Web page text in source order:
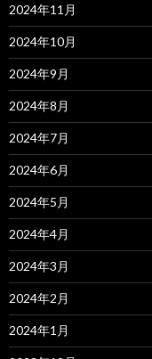
2024年11月
2024年10月
2024年9月
2024年8月
2024年7月
2024年6月
2024年5月
2024年4月
2024年3月
2024年2月
2024年1月